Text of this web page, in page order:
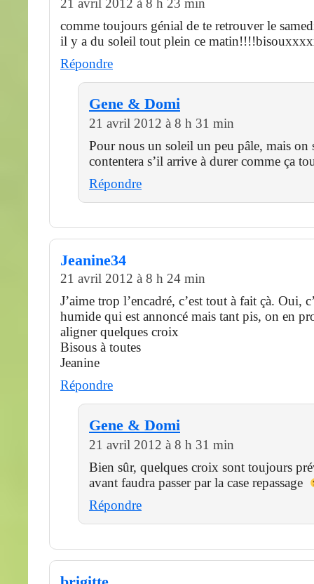
21 avril 2012 à 8 h 23 min
comme toujours génial de te retrouver le
il y a du soleil tout plein ce
Répondre
Gene & Domi
21 avril 2012 à 8 h 31 min
Pour nous un soleil un peu pâle, mais on
contentera s’il arrive à durer comme ça
Répondre
Jeanine34
21 avril 2012 à 8 h 24 min
J’aime trop l’encadré, c’est tout à fait çà. Oui,
humide qui est annoncé mais tant pis, on en
aligner quelques croix
Bisous à toutes
Jeanine
Répondre
Gene & Domi
21 avril 2012 à 8 h 31 min
Bien sûr, quelques croix sont toujours
avant faudra passer par la case repassage
Répondre